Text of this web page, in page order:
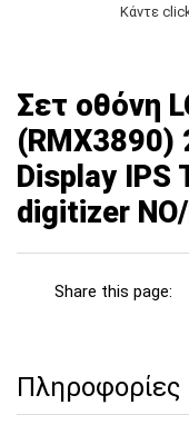
Κάντε
Σετ οθόνη
(RMX3890)
Display IPS
digitizer
Share this page:
Πληροφορίες